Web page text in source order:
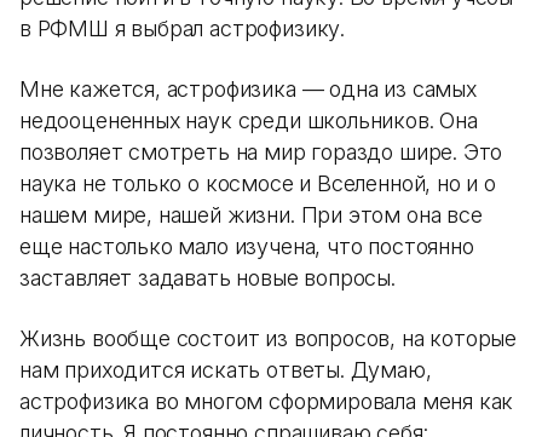
в РФМШ я выбрал астрофизику.
Мне кажется, астрофизика — одна из самых
недооцененных наук среди школьников. Она
позволяет смотреть на мир гораздо шире. Это
наука не только о космосе и Вселенной, но и о
нашем мире, нашей жизни. При этом она все
еще настолько мало изучена, что постоянно
заставляет задавать новые вопросы.
Жизнь вообще состоит из вопросов, на которые
нам приходится искать ответы. Думаю,
астрофизика во многом сформировала меня как